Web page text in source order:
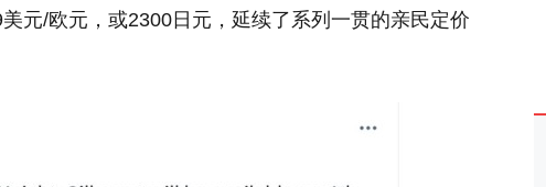
元/欧元，或2300日元，延续了系列一贯的亲民定价